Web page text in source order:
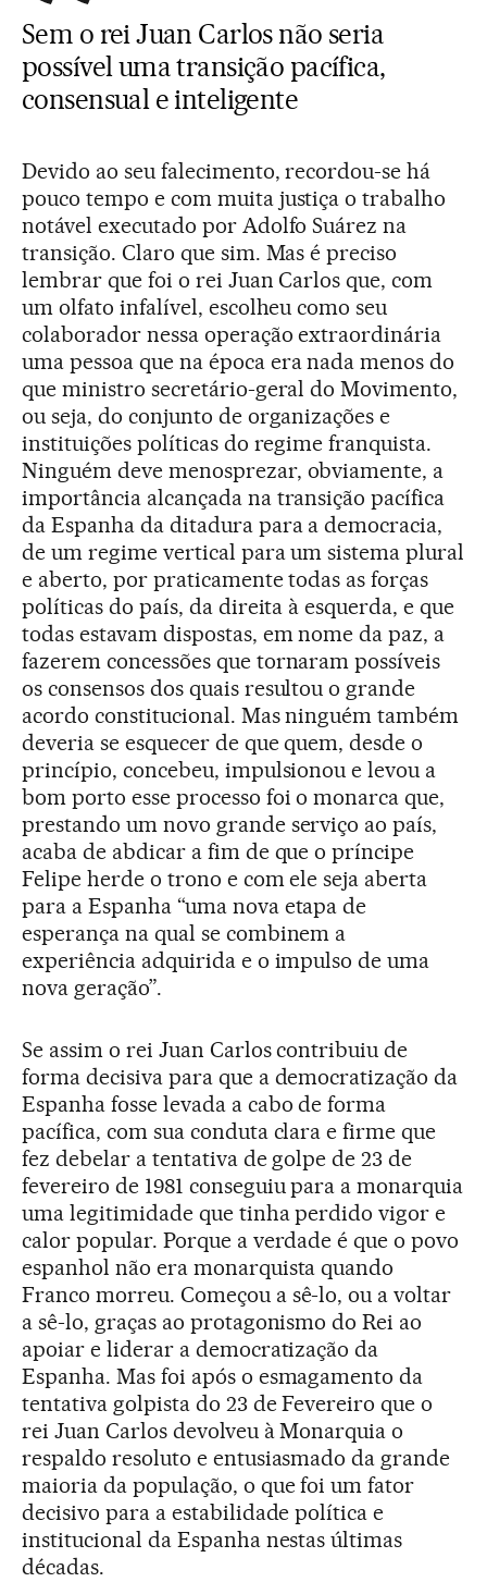
Sem o rei Juan Carlos não seria
possível uma transição pacífica,
consensual e inteligente
Devido ao seu falecimento, recordou-se há
pouco tempo e com muita justiça o trabalho
notável executado por Adolfo Suárez na
transição. Claro que sim. Mas é preciso
lembrar que foi o rei Juan Carlos que, com
um olfato infalível, escolheu como seu
colaborador nessa operação extraordinária
uma pessoa que na época era nada menos do
que ministro secretário-geral do Movimento,
ou seja, do conjunto de organizações e
instituições políticas do regime franquista.
Ninguém deve menosprezar, obviamente, a
importância alcançada na transição pacífica
da Espanha da ditadura para a democracia,
de um regime vertical para um sistema plural
e aberto, por praticamente todas as forças
políticas do país, da direita à esquerda, e que
todas estavam dispostas, em nome da paz, a
fazerem concessões que tornaram possíveis
os consensos dos quais resultou o grande
acordo constitucional. Mas ninguém também
deveria se esquecer de que quem, desde o
princípio, concebeu, impulsionou e levou a
bom porto esse processo foi o monarca que,
prestando um novo grande serviço ao país,
acaba de abdicar a fim de que o príncipe
Felipe herde o trono e com ele seja aberta
para a Espanha “uma nova etapa de
esperança na qual se combinem a
experiência adquirida e o impulso de uma
nova geração”.
Se assim o rei Juan Carlos contribuiu de
forma decisiva para que a democratização da
Espanha fosse levada a cabo de forma
pacífica, com sua conduta clara e firme que
fez debelar a tentativa de golpe de 23 de
fevereiro de 1981 conseguiu para a monarquia
uma legitimidade que tinha perdido vigor e
calor popular. Porque a verdade é que o povo
espanhol não era monarquista quando
Franco morreu. Começou a sê-lo, ou a voltar
a sê-lo, graças ao protagonismo do Rei ao
apoiar e liderar a democratização da
Espanha. Mas foi após o esmagamento da
tentativa golpista do 23 de Fevereiro que o
rei Juan Carlos devolveu à Monarquia o
respaldo resoluto e entusiasmado da grande
maioria da população, o que foi um fator
decisivo para a estabilidade política e
institucional da Espanha nestas últimas
décadas.